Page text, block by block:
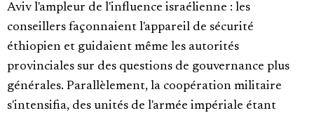
Aviv l'ampleur de l'influence israélienne : les
conseillers façonnaient l'appareil de sécurité
éthiopien et guidaient même les autorités
provinciales sur des questions de gouvernance plus
générales. Parallèlement, la coopération militaire
s'intensifia, des unités de l'armée impériale étant